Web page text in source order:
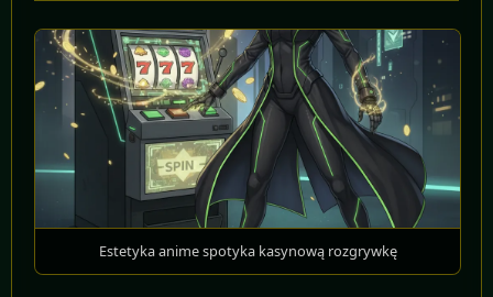
Estetyka anime spotyka kasynową rozgrywkę